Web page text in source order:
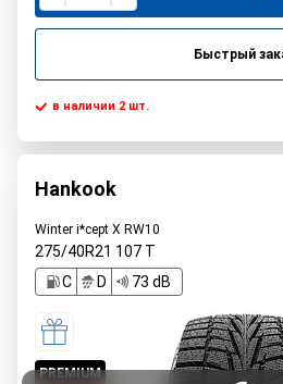
Быстрый
в наличии 2 шт.
Hankook
Winter i*cept X RW10
275/40R21 107 T
C
D 73 dB
PREMIUM